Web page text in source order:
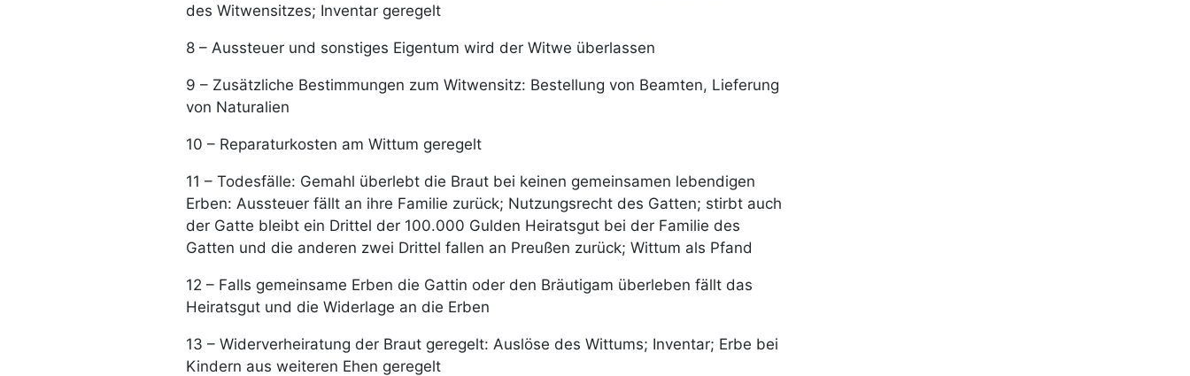
des Witwensitzes; Inventar geregelt
8 – Aussteuer und sonstiges Eigentum wird der Witwe überlassen
9 – Zusätzliche Bestimmungen zum Witwensitz: Bestellung von Beamten, Lieferung
von Naturalien
10 – Reparaturkosten am Wittum geregelt
11 – Todesfälle: Gemahl überlebt die Braut bei keinen gemeinsamen lebendigen
Erben: Aussteuer fällt an ihre Familie zurück; Nutzungsrecht des Gatten; stirbt auch
der Gatte bleibt ein Drittel der 100.000 Gulden Heiratsgut bei der Familie des
Gatten und die anderen zwei Drittel fallen an Preußen zurück; Wittum als Pfand
12 – Falls gemeinsame Erben die Gattin oder den Bräutigam überleben fällt das
Heiratsgut und die Widerlage an die Erben
13 – Widerverheiratung der Braut geregelt: Auslöse des Wittums; Inventar; Erbe bei
Kindern aus weiteren Ehen geregelt